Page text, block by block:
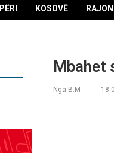
KOSOVË
Mbahet
Nga B.M